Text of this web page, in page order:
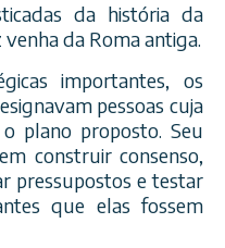
da história da
da Roma antiga.
importantes, os
pessoas cuja
plano proposto. Seu
construir consenso,
pressupostos e testar
que elas fossem